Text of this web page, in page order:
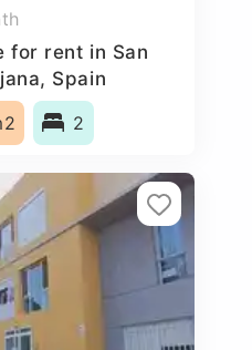
for rent in San
Spain
2